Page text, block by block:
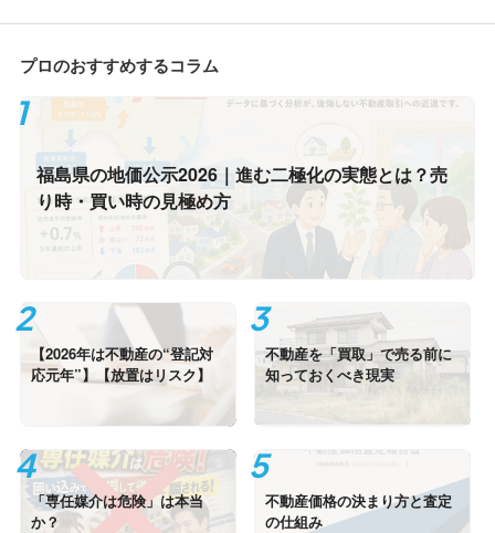
プロのおすすめするコラム
福島県の地価公示2026｜進む二極化の実態とは？売
り時・買い時の見極め方
【2026年は不動産の“登記対
応元年”】【放置はリスク】
不動産を「買取」で売る前に
知っておくべき現実
「専任媒介は危険」は本当
か？
不動産価格の決まり方と査定
の仕組み